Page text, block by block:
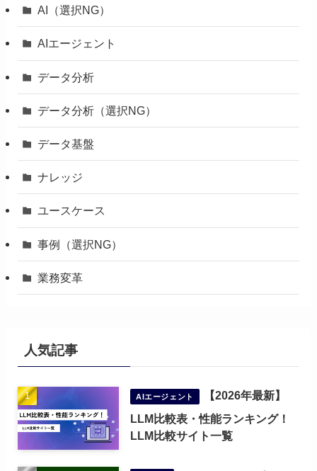
AI（選択NG）
AIエージェント
データ分析
データ分析（選択NG）
データ基盤
ナレッジ
ユースケース
事例（選択NG）
業務変革
人気記事
AIエージェント
【2026年最新】
LLM比較表・性能ランキング！
LLM比較サイト一覧